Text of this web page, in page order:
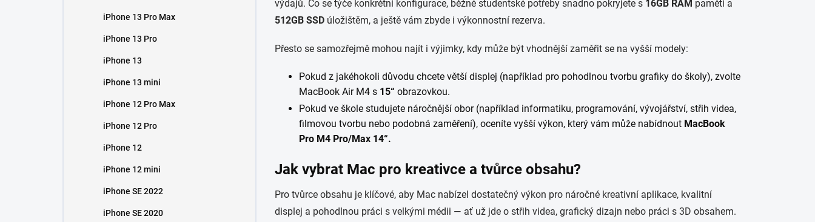
iPhone 13 Pro Max
iPhone 13 Pro
iPhone 13
iPhone 13 mini
iPhone 12 Pro Max
iPhone 12 Pro
iPhone 12
iPhone 12 mini
iPhone SE 2022
iPhone SE 2020
výdajů. Co se týče konkrétní konfigurace, běžné studentské potřeby snadno pokryjete s 16GB RAM pamětí a
512GB SSD úložištěm, a ještě vám zbyde i výkonnostní rezerva.
Přesto se samozřejmě mohou najít i výjimky, kdy může být vhodnější zaměřit se na vyšší modely:
Pokud z jakéhokoli důvodu chcete větší displej (například pro pohodlnou tvorbu grafiky do školy), zvolte
MacBook Air M4 s 15“ obrazovkou.
Pokud ve škole studujete náročnější obor (například informatiku, programování, vývojářství, střih videa,
filmovou tvorbu nebo podobná zaměření), oceníte vyšší výkon, který vám může nabídnout MacBook
Pro M4 Pro/Max 14“.
Jak vybrat Mac pro kreativce a tvůrce obsahu?
Pro tvůrce obsahu je klíčové, aby Mac nabízel dostatečný výkon pro náročné kreativní aplikace, kvalitní
displej a pohodlnou práci s velkými médii — ať už jde o střih videa, grafický dizajn nebo práci s 3D obsahem.